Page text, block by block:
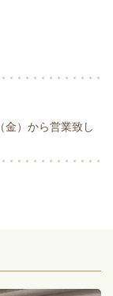
金）から営業致し